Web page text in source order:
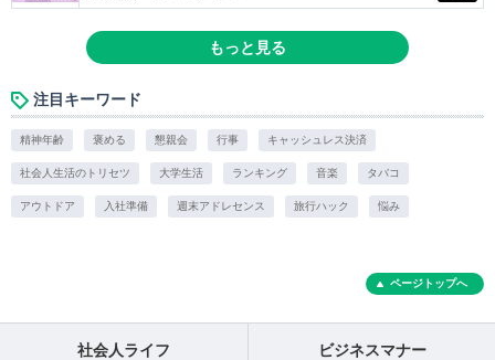
もっと見る
注目キーワード
精神年齢 褒める 懇親会 行事 キャッシュレス決済
社会人生活のトリセツ 大学生活 ランキング 音楽 タバコ
アウトドア 入社準備 週末アドレセンス 旅行ハック 悩み
ページトップへ
社会人ライフ ビジネスマナー